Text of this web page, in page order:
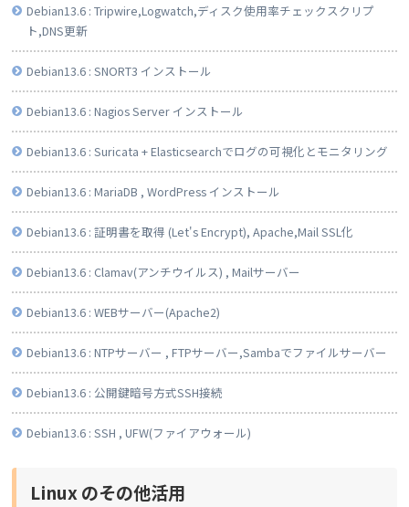
Debian13.6 : Tripwire,Logwatch,ディスク使用率チェックスクリプ
ト,DNS更新
Debian13.6 : SNORT3 インストール
Debian13.6 : Nagios Server インストール
Debian13.6 : Suricata + Elasticsearchでログの可視化とモニタリング
Debian13.6 : MariaDB , WordPress インストール
Debian13.6 : 証明書を取得 (Let's Encrypt), Apache,Mail SSL化
Debian13.6 : Clamav(アンチウイルス) , Mailサーバー
Debian13.6 : WEBサーバー(Apache2)
Debian13.6 : NTPサーバー , FTPサーバー,Sambaでファイルサーバー
Debian13.6 : 公開鍵暗号方式SSH接続
Debian13.6 : SSH , UFW(ファイアウォール)
Linux のその他活用